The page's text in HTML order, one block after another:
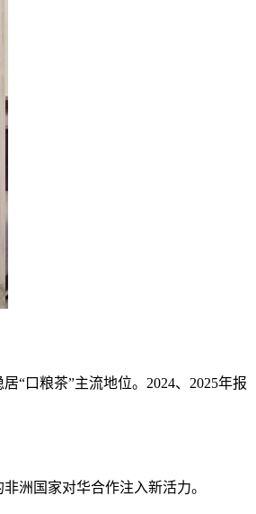
“口粮茶”主流地位。2024、2025年报
洲国家对华合作注入新活力。